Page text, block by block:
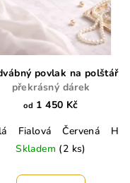
Champagne
povlak na polštář
překrásný dárek
od 1 450 Kč
Fialová Červená
Skladem (2 ks)